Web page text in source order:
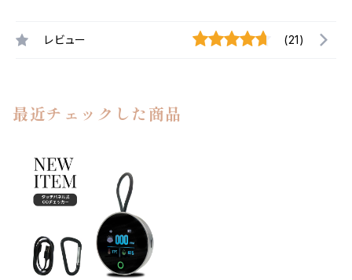
レビュー (21)
最近チェックした商品